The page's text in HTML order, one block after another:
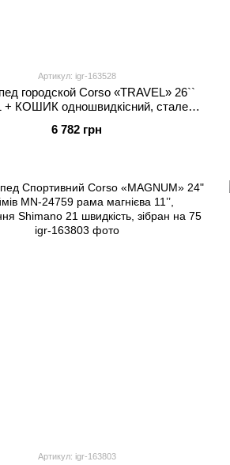
Артикул: igr-163528
городской Corso «TRAVEL» 26``
+ КОШИК одношвидкісний, сталева
6 782 грн
Артикул: igr-163803